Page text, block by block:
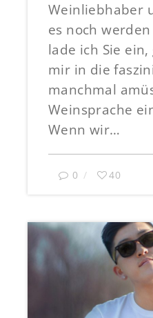
Weinliebhaber
es noch
lade ich Sie
mir in die
manchmal
Weinsprache
Wenn wir…
0 40